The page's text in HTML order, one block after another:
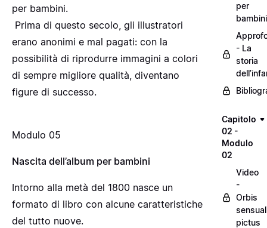
per bambini.
Prima di questo secolo, gli illustratori
erano anonimi e mal pagati: con la
possibilità di riprodurre immagini a colori
di sempre migliore qualità, diventano
figure di successo.
Modulo 05
Nascita dell’album per bambini
Intorno alla metà del 1800 nasce un
formato di libro con alcune caratteristiche
del tutto nuove.
per
bambini
- La
storia
Capitolo
02 -
Modulo
02
Video
-
Orbis
pictus